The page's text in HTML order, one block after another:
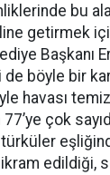
bu
getirmek
Başkanı
de böyle bir
havası
çok
türküler
ikram